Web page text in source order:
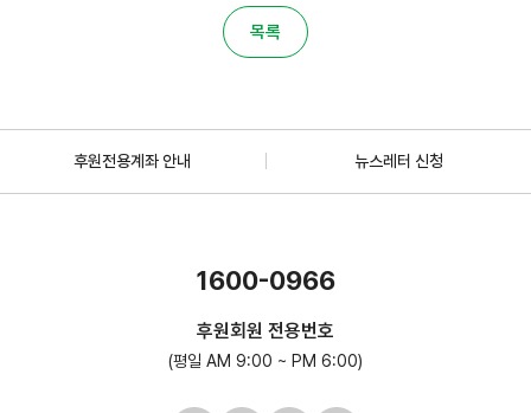
목록
후원전용계좌 안내 뉴스레터 신청
1600-0966
후원회원 전용번호
(평일 AM 9:00 ~ PM 6:00)